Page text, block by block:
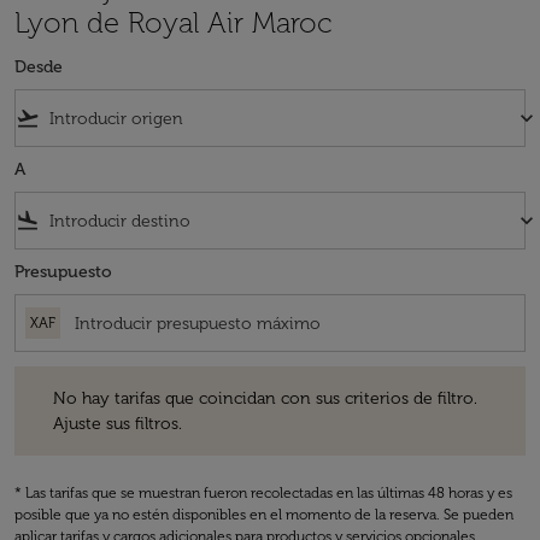
Lyon de Royal Air Maroc
Desde
flight_takeoff keyboard_arrow_down
A
flight_land keyboard_arrow_down
Presupuesto
XAF
No hay tarifas que coincidan con sus criterios de filtro.
Ajuste sus filtros.
* Las tarifas que se muestran fueron recolectadas en las últimas 48 horas y es
posible que ya no estén disponibles en el momento de la reserva. Se pueden
aplicar tarifas y cargos adicionales para productos y servicios opcionales.